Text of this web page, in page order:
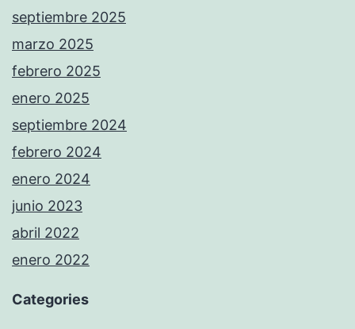
septiembre 2025
marzo 2025
febrero 2025
enero 2025
septiembre 2024
febrero 2024
enero 2024
junio 2023
abril 2022
enero 2022
Categories